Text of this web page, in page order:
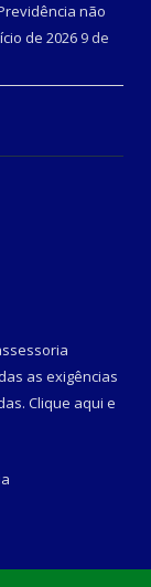
não
de 2026 9 de
as exigências
Clique aqui e